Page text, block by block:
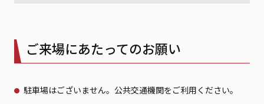
ご来場にあたってのお願い
駐車場はございません。公共交通機関をご利用ください。